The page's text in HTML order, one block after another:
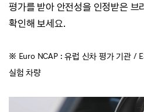
평가를 받아 안전성을 인정받은 브
확인해 보세요.
※ Euro NCAP : 유럽 신차 평가 기관 /
실험 차량